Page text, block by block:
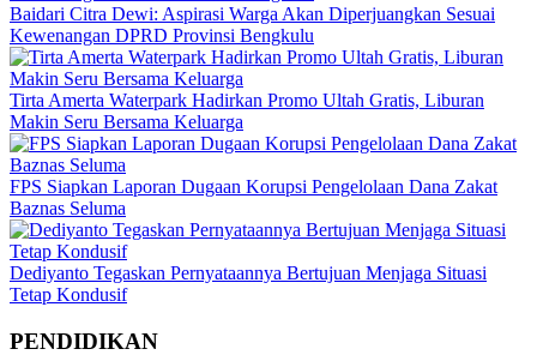
Baidari Citra Dewi: Aspirasi Warga Akan Diperjuangkan Sesuai
Kewenangan DPRD Provinsi Bengkulu
Tirta Amerta Waterpark Hadirkan Promo Ultah Gratis, Liburan
Makin Seru Bersama Keluarga
FPS Siapkan Laporan Dugaan Korupsi Pengelolaan Dana Zakat
Baznas Seluma
Dediyanto Tegaskan Pernyataannya Bertujuan Menjaga Situasi
Tetap Kondusif
PENDIDIKAN